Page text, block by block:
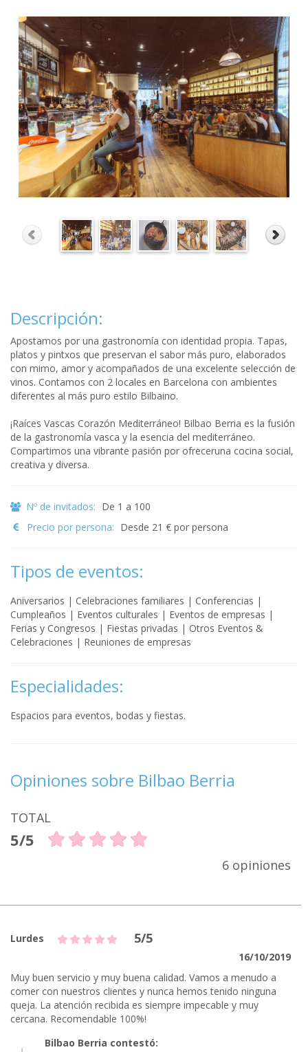
Descripción:
Apostamos por una gastronomía con identidad propia. Tapas,
platos y pintxos que preservan el sabor más puro, elaborados
con mimo, amor y acompañados de una excelente selección de
vinos. Contamos con 2 locales en Barcelona con ambientes
diferentes al más puro estilo Bilbaino.
¡Raíces Vascas Corazón Mediterráneo! Bilbao Berria es la fusión
de la gastronomía vasca y la esencia del mediterráneo.
Compartimos una vibrante pasión por ofreceruna cocina social,
creativa y diversa.
Nº de invitados: De 1 a 100
Precio por persona: Desde 21 € por persona
Tipos de eventos:
Aniversarios | Celebraciones familiares | Conferencias |
Cumpleaños | Eventos culturales | Eventos de empresas |
Ferias y Congresos | Fiestas privadas | Otros Eventos &
Celebraciones | Reuniones de empresas
Especialidades:
Espacios para eventos, bodas y fiestas.
Opiniones sobre Bilbao Berria
TOTAL
5/5
6 opiniones
Lurdes 5/5
16/10/2019
Muy buen servicio y muy buena calidad. Vamos a menudo a
comer con nuestros clientes y nunca hemos tenido ninguna
queja. La atención recibida es siempre impecable y muy
cercana. Recomendable 100%!
Bilbao Berria contestó: